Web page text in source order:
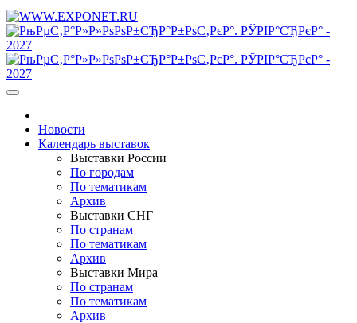
Новости
Календарь выставок
Выставки России
По городам
По тематикам
Архив
Выставки СНГ
По странам
По тематикам
Архив
Выставки Мира
По странам
По тематикам
Архив